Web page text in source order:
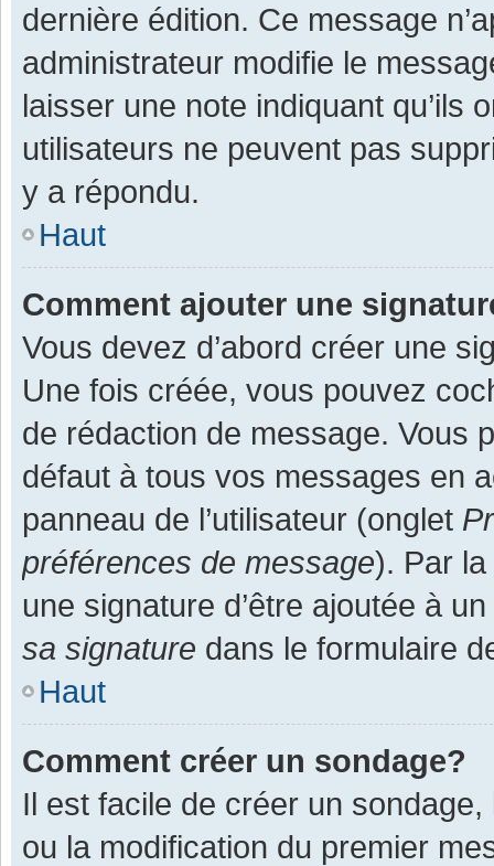
dernière édition. Ce message
administrateur modifie le
laisser une note indiquant qu’ils
utilisateurs ne peuvent pas
y a répondu.
Haut
Comment ajouter une
Vous devez d’abord créer une
Une fois créée, vous pouvez
de rédaction de message. Vous
défaut à tous vos messages en
panneau de l’utilisateur (onglet
préférences de message). Par
une signature d’être ajoutée à
sa signature dans le formulaire
Haut
Comment créer un sondage?
Il est facile de créer un
ou la modification du premier